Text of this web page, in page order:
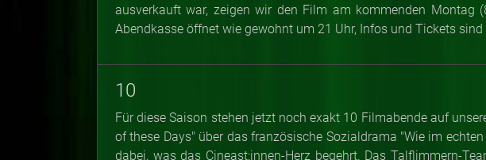
ausverkauft war, zeigen wir den Film am kommenden Montag
Abendkasse öffnet wie gewohnt um 21 Uhr, Infos und Tickets sind
10
Für diese Saison stehen jetzt noch exakt 10 Filmabende auf
of these Days" über das französische Sozialdrama "Wie im
dabei, was das Cineast:innen-Herz begehrt. Das Talflimmern-